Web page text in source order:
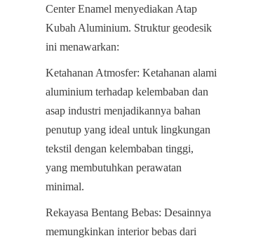
Center Enamel menyediakan Atap
Kubah Aluminium. Struktur geodesik
ini menawarkan:
Ketahanan Atmosfer: Ketahanan alami
aluminium terhadap kelembaban dan
asap industri menjadikannya bahan
penutup yang ideal untuk lingkungan
tekstil dengan kelembaban tinggi,
yang membutuhkan perawatan
minimal.
Rekayasa Bentang Bebas: Desainnya
memungkinkan interior bebas dari